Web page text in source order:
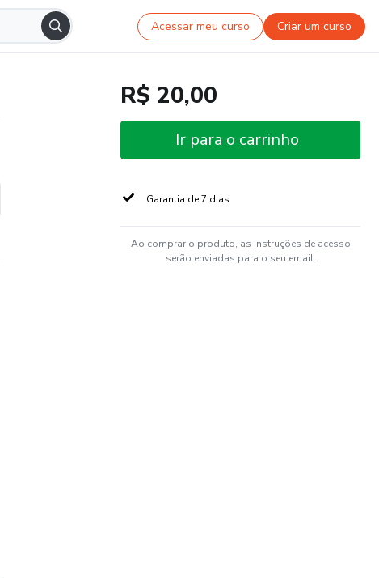
Acessar meu curso Criar um curso
R$ 20,00
Ir para o carrinho
Garantia de 7 dias
Ao comprar o produto, as instruções de acesso
serão enviadas para o seu email.